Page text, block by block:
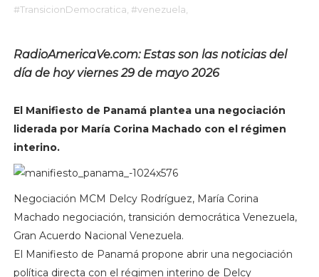
#TransicionDemocratica, #venezuela,
RadioAmericaVe.com: Estas son las noticias del
día de hoy viernes 29 de mayo 2026
El Manifiesto de Panamá plantea una negociación
liderada por María Corina Machado con el régimen
interino.
Negociación MCM Delcy Rodríguez, María Corina
Machado negociación, transición democrática Venezuela,
Gran Acuerdo Nacional Venezuela.
El Manifiesto de Panamá propone abrir una negociación
política directa con el régimen interino de Delcy